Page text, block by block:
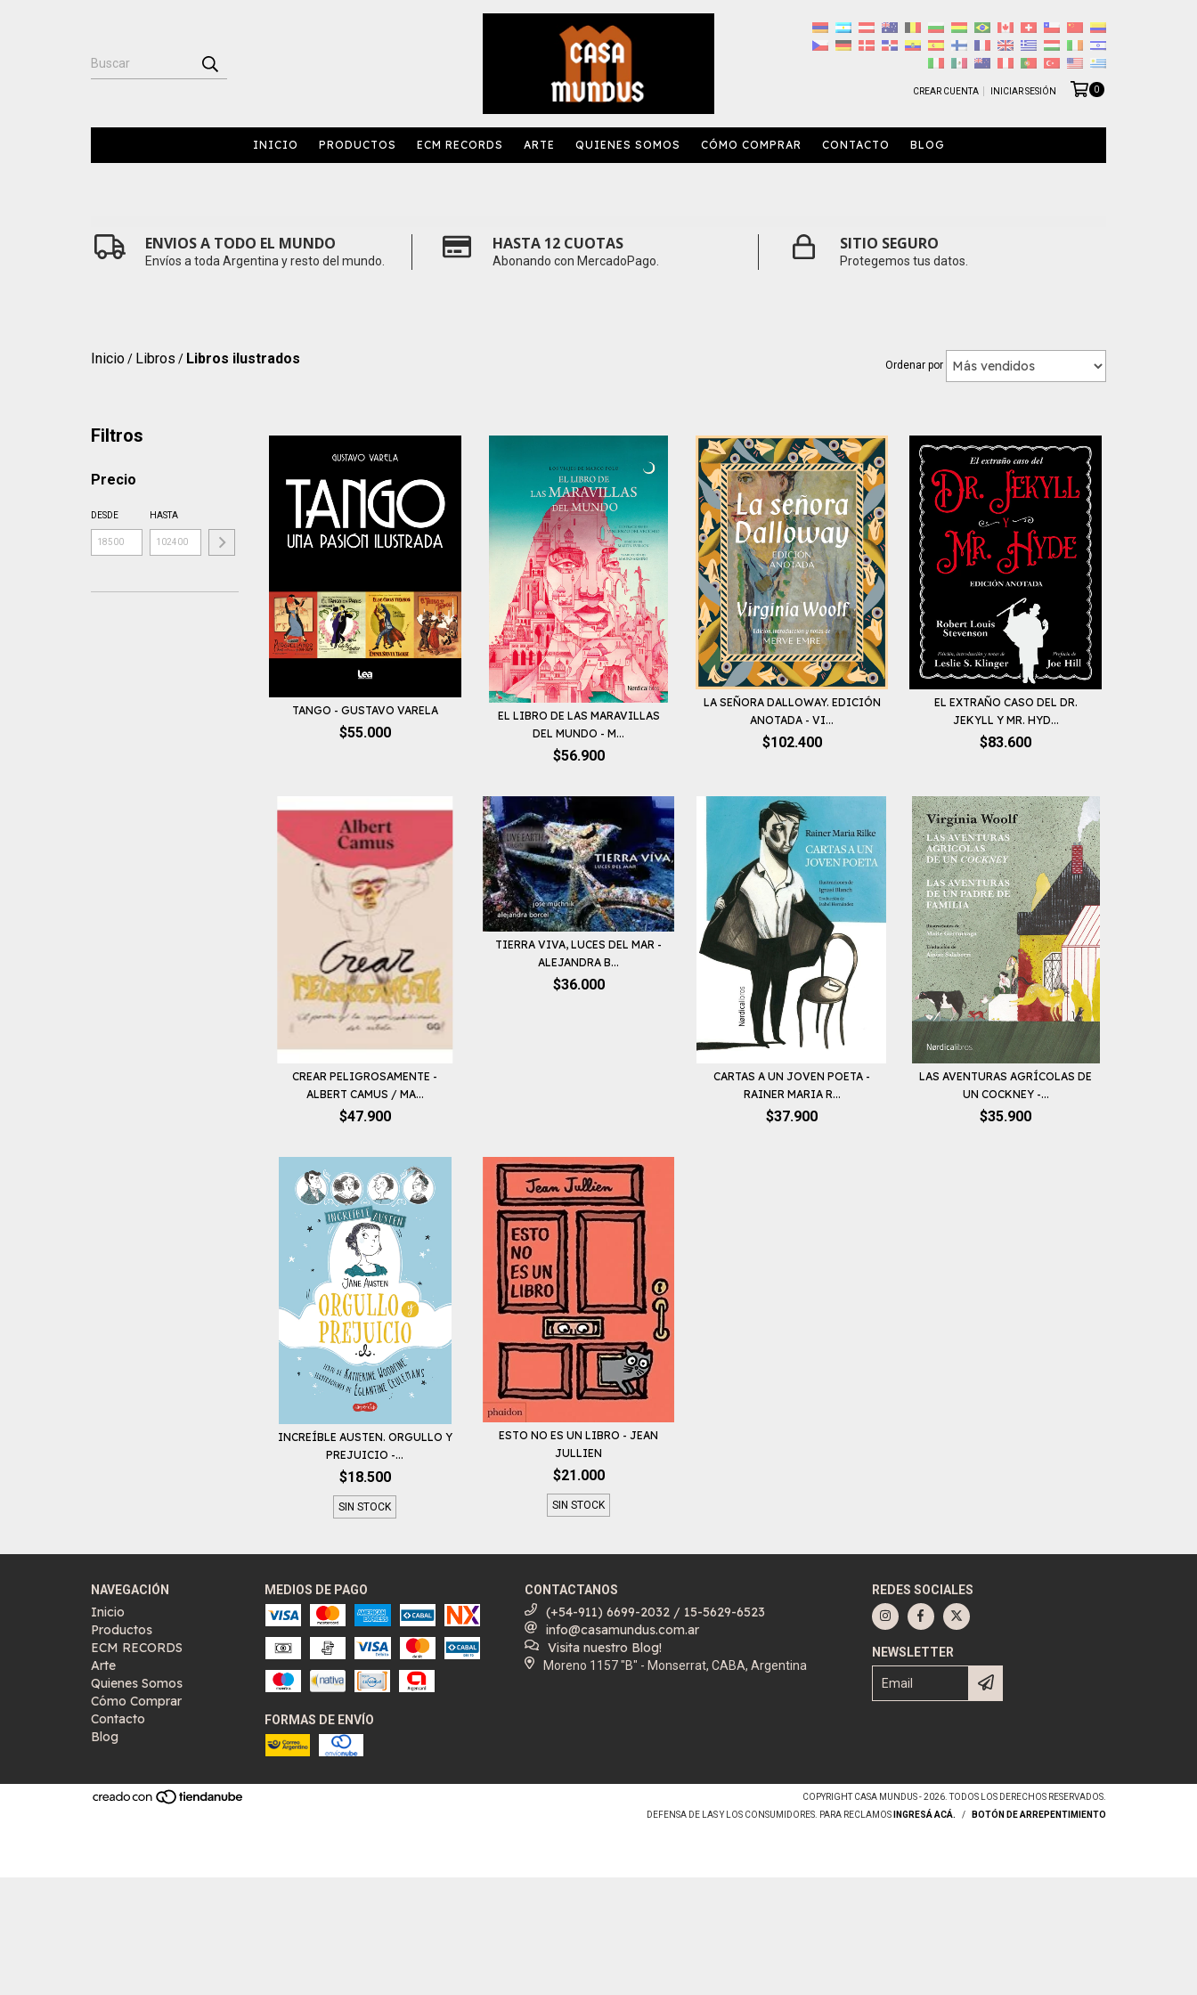
CREAR CUENTA INICIAR SESIÓN 0
INICIO PRODUCTOS ECM RECORDS ARTE QUIENES SOMOS CÓMO COMPRAR CONTACTO BLOG
ENVIOS A TODO EL MUNDO
Envíos a toda Argentina y resto del mundo.
HASTA 12 CUOTAS
Abonando con MercadoPago.
SITIO SEGURO
Protegemos tus datos.
Inicio/ Libros / Libros ilustrados Ordenar por
Filtros
Precio
DESDE HASTA
TANGO - GUSTAVO VARELA
$55.000
EL LIBRO DE LAS MARAVILLAS
DEL MUNDO - M...
$56.900
LA SEÑORA DALLOWAY. EDICIÓN
ANOTADA - VI...
$102.400
EL EXTRAÑO CASO DEL DR.
JEKYLL Y MR. HYD...
$83.600
CREAR PELIGROSAMENTE -
ALBERT CAMUS / MA...
$47.900
TIERRA VIVA, LUCES DEL MAR -
ALEJANDRA B...
$36.000
CARTAS A UN JOVEN POETA -
RAINER MARIA R...
$37.900
LAS AVENTURAS AGRÍCOLAS DE
UN COCKNEY -...
$35.900
INCREÍBLE AUSTEN. ORGULLO Y
PREJUICIO -...
$18.500
SIN STOCK
ESTO NO ES UN LIBRO - JEAN
JULLIEN
$21.000
SIN STOCK
NAVEGACIÓN
Inicio
Productos
ECM RECORDS
Arte
Quienes Somos
Cómo Comprar
Contacto
Blog
MEDIOS DE PAGO
FORMAS DE ENVÍO
CONTACTANOS
(+54-911) 6699-2032 / 15-5629-6523
info@casamundus.com.ar
Visita nuestro Blog!
Moreno 1157 "B" - Monserrat, CABA, Argentina
REDES SOCIALES
NEWSLETTER
COPYRIGHT CASA MUNDUS - 2026. TODOS LOS DERECHOS RESERVADOS.
DEFENSA DE LAS Y LOS CONSUMIDORES. PARA RECLAMOS
INGRESÁ ACÁ. / BOTÓN DE ARREPENTIMIENTO